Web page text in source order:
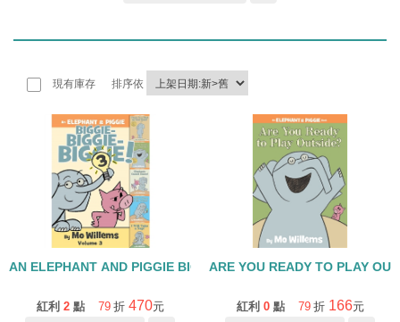
現有庫存 排序依
AN ELEPHANT AND PIGGIE BIGGIE VOLUME 3 /精裝
紅利 2 點 79 折 470元
ARE YOU READY TO PLAY
紅利 0 點 79 折 166元